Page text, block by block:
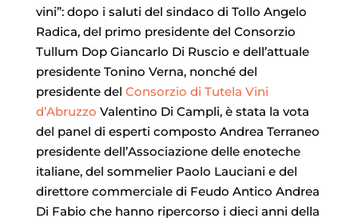
vini”: dopo i saluti del sindaco di Tollo Angelo
Radica, del primo presidente del Consorzio
Tullum Dop Giancarlo Di Ruscio e dell’attuale
presidente Tonino Verna, nonché del
presidente del Consorzio di Tutela Vini
d’Abruzzo Valentino Di Campli, è stata la vota
del panel di esperti composto Andrea Terraneo
presidente dell’Associazione delle enoteche
italiane, del sommelier Paolo Lauciani e del
direttore commerciale di Feudo Antico Andrea
Di Fabio che hanno ripercorso i dieci anni della